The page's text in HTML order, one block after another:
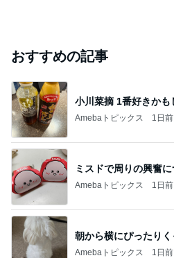
おすすめの記事
小川菜摘 1番好きかも
Amebaトピックス 1日前
ミスドで周りの興奮
Amebaトピックス 1日前
朝から横にぴったり
Amebaトピックス 1日前